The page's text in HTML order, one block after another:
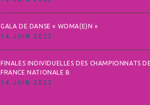
GALA DE DANSE « WOMA(E)N »
14 JUIN 2022
FINALES INDIVIDUELLES DES CHAMPIONNATS
FRANCE NATIONALE B
14 JUIN 2022